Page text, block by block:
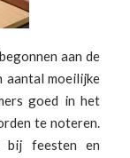
aan de
aantal moeilijke
goed in het
te noteren.
bij feesten en